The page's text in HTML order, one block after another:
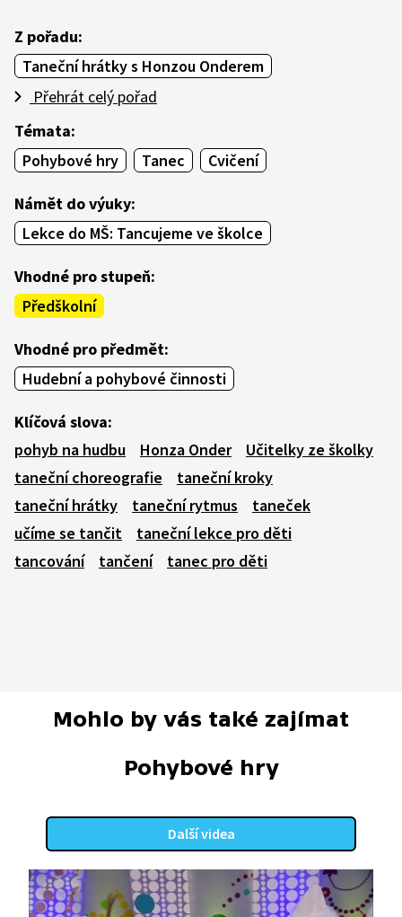
Z pořadu:
Taneční hrátky s Honzou Onderem
Přehrát celý pořad
Témata:
Pohybové hry
Tanec Cvičení
Námět do výuky:
Lekce do MŠ: Tancujeme ve školce
Vhodné pro stupeň:
Předškolní
Vhodné pro předmět:
Hudební a pohybové činnosti
Klíčová slova:
pohyb na hudbu
Honza Onder
Učitelky ze školky
taneční choreografie
taneční kroky
taneční hrátky
taneční rytmus
taneček
učíme se tančit
taneční lekce pro děti
tancování
tančení tanec pro děti
Mohlo by vás také zajímat
Pohybové hry
Další videa